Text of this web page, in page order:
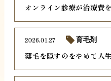
オンライン診療が治療費
薄毛を隠すのをやめて人
2026.01.27 育毛剤